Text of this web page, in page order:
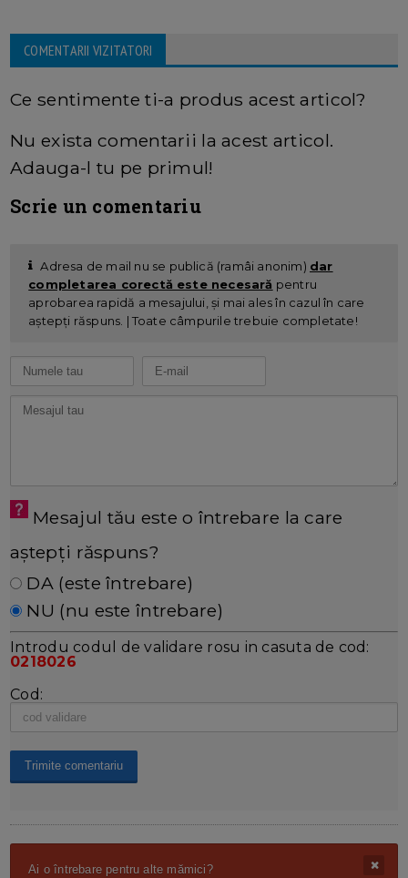
COMENTARII VIZITATORI
Ce sentimente ti-a produs acest articol?
Nu exista comentarii la acest articol.
Adauga-l tu pe primul!
Scrie un comentariu
Adresa de mail nu se publică (ramâi anonim) dar
completarea corectă este necesară pentru
aprobarea rapidă a mesajului, și mai ales în cazul în care
aștepți răspuns. | Toate câmpurile trebuie completate!
Mesajul tău este o întrebare la care
aștepți răspuns?
DA (este întrebare)
NU (nu este întrebare)
Introdu codul de validare rosu in casuta de cod:
0218026
Cod:
Ai o întrebare pentru alte mămici?